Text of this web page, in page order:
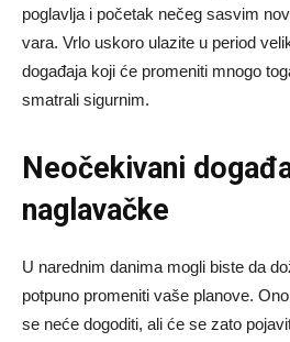
poglavlja i početak nečeg sasvim
vara. Vrlo uskoro ulazite u period
događaja koji će promeniti mnogo
smatrali sigurnim.
Neočekivani
naglavačke
U narednim danima mogli biste da
potpuno promeniti vaše planove.
se neće dogoditi, ali će se zato